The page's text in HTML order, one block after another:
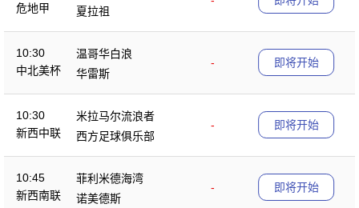
危地甲
夏拉祖
10:30
中北美杯
温哥华白浪
-
华雷斯
即将开始
10:30
新西中联
米拉马尔流浪者
-
西方足球俱乐部
即将开始
10:45
新西南联
菲利米德海湾
-
诺美德斯
即将开始